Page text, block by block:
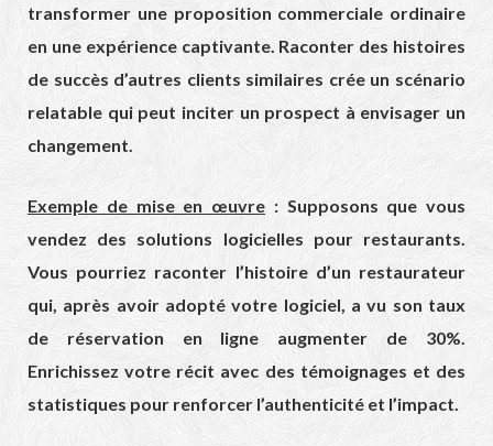
transformer une proposition commerciale ordinaire
en une expérience captivante. Raconter des histoires
de succès d’autres clients similaires crée un scénario
relatable qui peut inciter un prospect à envisager un
changement.
Exemple de mise en œuvre : Supposons que vous
vendez des solutions logicielles pour restaurants.
Vous pourriez raconter l’histoire d’un restaurateur
qui, après avoir adopté votre logiciel, a vu son taux
de réservation en ligne augmenter de 30%.
Enrichissez votre récit avec des témoignages et des
statistiques pour renforcer l’authenticité et l’impact.